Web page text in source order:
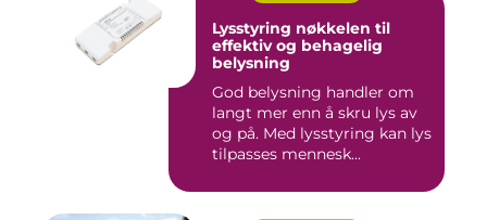
Lysstyring nøkkelen til
effektiv og behagelig
belysning
God belysning handler om
langt mer enn å skru lys av
og på. Med lysstyring kan lys
tilpasses mennesk...